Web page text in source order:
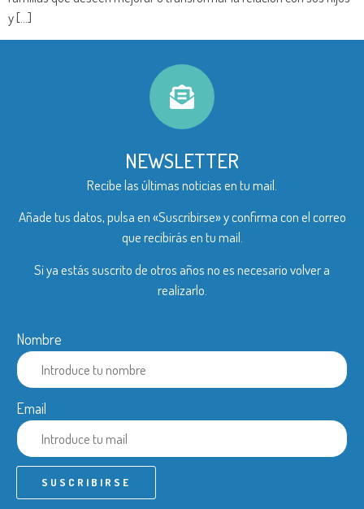
y […]
NEWSLETTER
Recibe las últimas noticias en tu mail.
Añade tus datos, pulsa en «Suscribirse» y confirma con el correo
que recibirás en tu mail.
Si ya estás suscrito de otros años no es necesario volver a
realizarlo.
Nombre
Email